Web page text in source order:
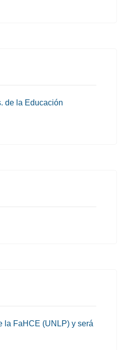
de la Educación
la FaHCE (UNLP) y será